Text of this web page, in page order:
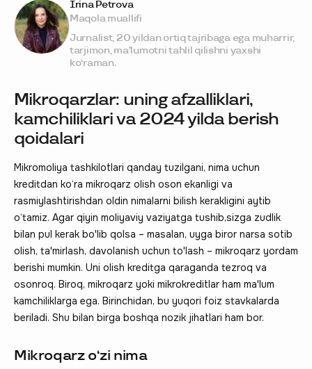
Mikroqarzlar: uning afzalliklari,
kamchiliklari va 2024 yilda berish
qoidalari
Mikromoliya tashkilotlari qanday tuzilgani, nima uchun
kreditdan ko‘ra mikroqarz olish oson ekanligi va
rasmiylashtirishdan oldin nimalarni bilish kerakligini aytib
o‘tamiz. Agar qiyin moliyaviy vaziyatga tushib,sizga zudlik
bilan pul kerak bo'lib qolsa – masalan, uyga biror narsa sotib
olish, ta'mirlash, davolanish uchun to'lash – mikroqarz yordam
berishi mumkin. Uni olish kreditga qaraganda tezroq va
osonroq. Biroq, mikroqarz yoki mikrokreditlar ham ma'lum
kamchiliklarga ega. Birinchidan, bu yuqori foiz stavkalarda
beriladi. Shu bilan birga boshqa nozik jihatlari ham bor.
Mikroqarz o‘zi nima
Irina Petrova
Maqola muallifi
Jurnalist, 20 yildan ortiq tajribaga ega muharrir,
tarjimon, ma’lumotni tahlil qilishni yaxshi
ko‘raman.